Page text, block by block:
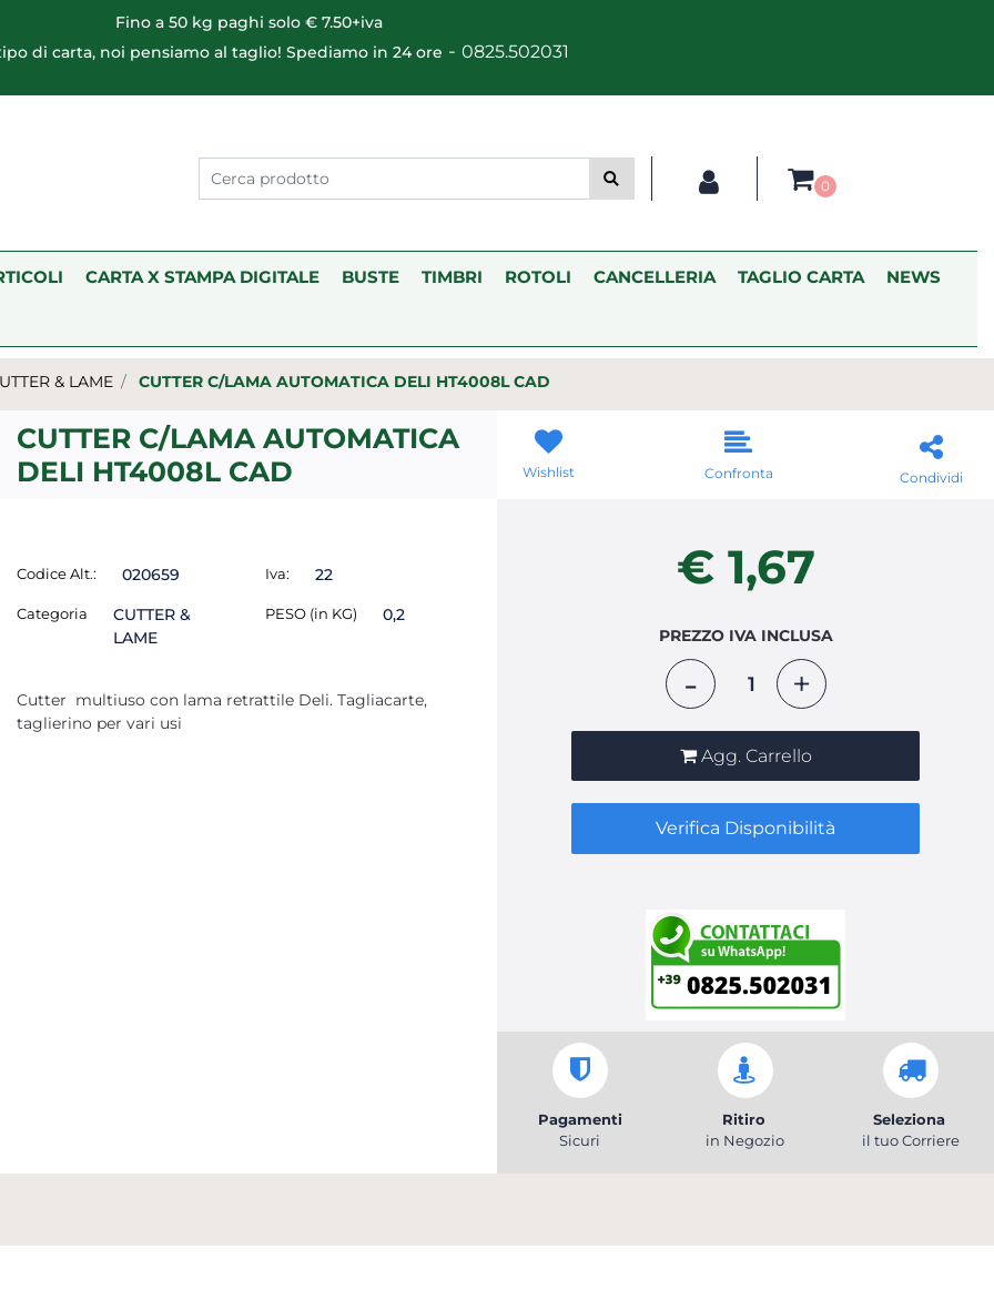
Fino a 50 kg paghi solo € 7.50+iva
di carta, noi pensiamo al taglio! Spediamo in 24 ore - 0825.502031
0
CARTA X STAMPA DIGITALE BUSTE TIMBRI ROTOLI CANCELLERIA TAGLIO CARTA NEWS
& LAME CUTTER C/LAMA AUTOMATICA DELI HT4008L CAD
CUTTER C/LAMA AUTOMATICA
DELI HT4008L CAD
Codice Alt.: 020659
Categoria
CUTTER &
LAME
Iva: 22
PESO (in KG) 0,2
Cutter multiuso con lama retrattile Deli. Tagliacarte,
taglierino per vari usi
Wishlist Confronta Condividi
€ 1,67
PREZZO IVA INCLUSA
Agg. Carrello
Verifica Disponibilità
Pagamenti
Sicuri
Ritiro
in Negozio
Seleziona
il tuo Corriere